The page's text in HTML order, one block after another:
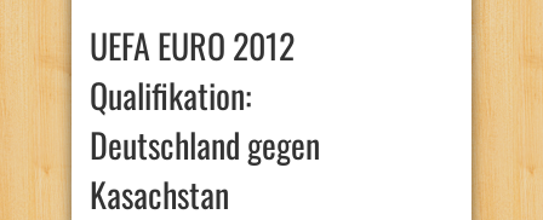
UEFA EURO 2012
Qualifikation:
Deutschland gegen
Kasachstan